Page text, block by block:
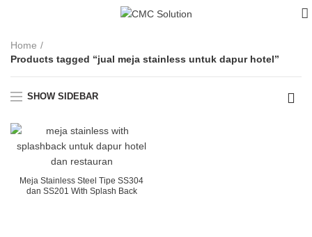
Home
Products tagged “jual meja stainless untuk dapur hotel”
SHOW SIDEBAR
Meja Stainless Steel Tipe SS304
dan SS201 With Splash Back